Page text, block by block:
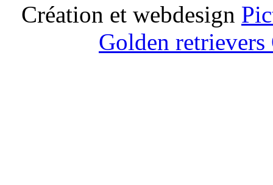
Création et webdesign
Golden